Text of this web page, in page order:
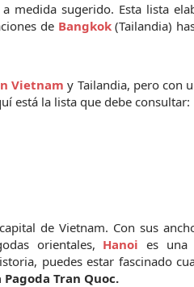
medida sugerido. Esta lista
de Bangkok (Tailandia)
Vietnam y Tailandia, pero con
está la lista que debe consultar:
de Vietnam. Con sus
orientales, Hanoi es una
puedes estar fascinado
Tran Quoc.